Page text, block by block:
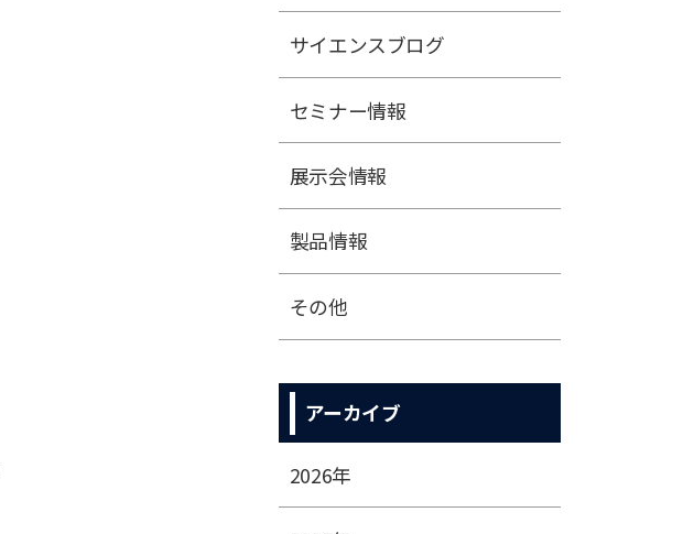
サイエンスブログ
セミナー情報
展⽰会情報
製品情報
その他
アーカイブ
2026年